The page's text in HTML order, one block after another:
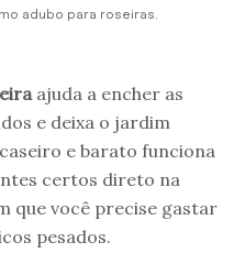
adubo para roseiras.
ajuda a encher as
e deixa o jardim
e barato funciona
certos direto na
que você precise gastar
pesados.